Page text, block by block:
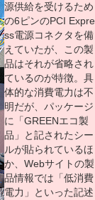
源供給を受けるため
の6ピンのPCI Expre
ss電源コネクタを備
えていたが、この製
品はそれが省略され
ているのが特徴。具
体的な消費電力は不
明だが、パッケージ
に「GREENエコ製
品」と記されたシー
ルが貼られているほ
か、Webサイトの製
品情報では「低消費
電力」といった記述